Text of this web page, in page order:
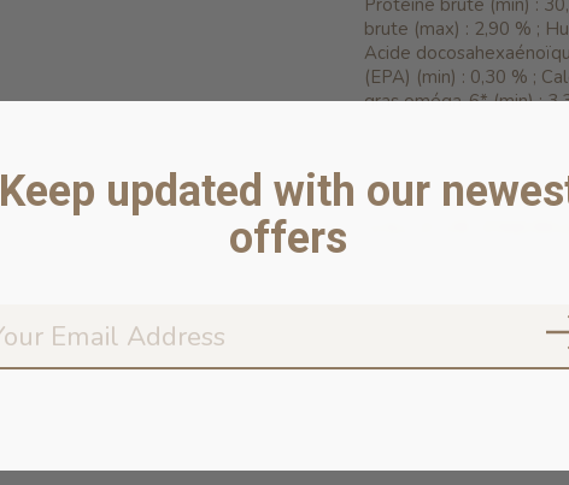
Protéine brute (min) :
brute (max) : 2,90 % ;
Acide
(EPA) (min) : 0,30 % ;
gras oméga-6* (min) :
Chlorhydrate de
*Non
profils d'éléments
VALEUR
Keep updated with our
offers